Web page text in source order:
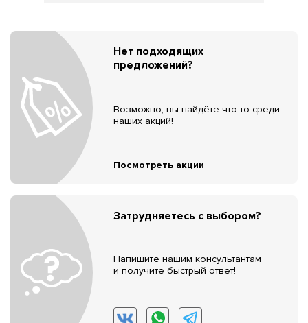
Нет подходящих
предложений?
Возможно, вы найдёте что-то среди
наших акций!
Посмотреть акции
Затрудняетесь с выбором?
Напишите нашим консультантам
и получите быстрый ответ!